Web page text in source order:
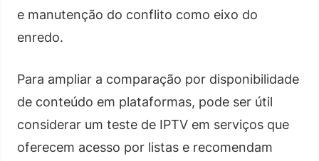
e manutenção do conflito como eixo do
enredo.
Para ampliar a comparação por disponibilidade
de conteúdo em plataformas, pode ser útil
considerar um teste de IPTV em serviços que
oferecem acesso por listas e recomendam